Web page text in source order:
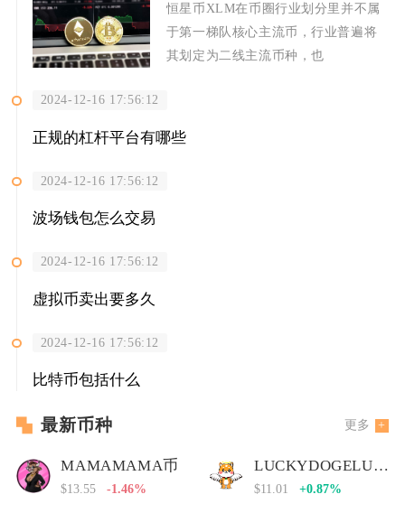
恒星币XLM在币圈行业划分里并不属
于第一梯队核心主流币，行业普遍将
其划定为二线主流币种，也
2024-12-16 17:56:12
正规的杠杆平台有哪些
2024-12-16 17:56:12
波场钱包怎么交易
2024-12-16 17:56:12
虚拟币卖出要多久
2024-12-16 17:56:12
比特币包括什么
最新币种 更多
MAMAMAMA币
$13.55 -1.46%
LUCKYDOGELUCKYDOGE币
$11.01 +0.87%